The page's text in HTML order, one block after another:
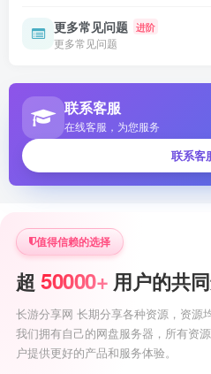
更多常见问题 进阶
更多常见问题
联系客服
在线客服，为您服务
联系客
值得信赖的选择
超 50000+ 用户的共
长游分享网 长期分享各种资源，资源
我们拥有自己的网盘服务器，所有资
户提供更好的产品和服务体验。